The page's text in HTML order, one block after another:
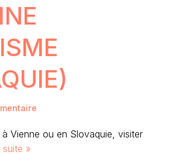
Vienne ou en Slovaquie, visiter
suite »